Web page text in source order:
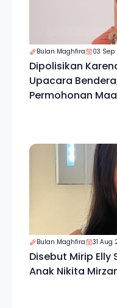
Bulan Maghfira 03 Sep
Dipolisikan
Upacara
Permohonan
Bulan Maghfira 31 Aug
Disebut Mirip
Anak Nikita